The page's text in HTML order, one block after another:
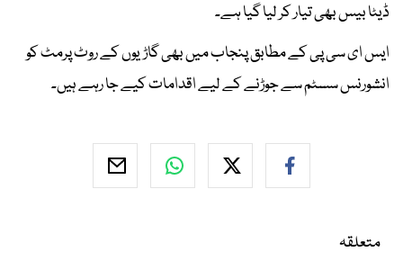
ڈیٹا بیس بھی تیار کر لیا گیا ہے۔
ایس ای سی پی کے مطابق پنجاب میں بھی گاڑیوں کے روٹ پرمٹ کو
انشورنس سسٹم سے جوڑنے کے لیے اقدامات کیے جا رہے ہیں۔
متعلقہ